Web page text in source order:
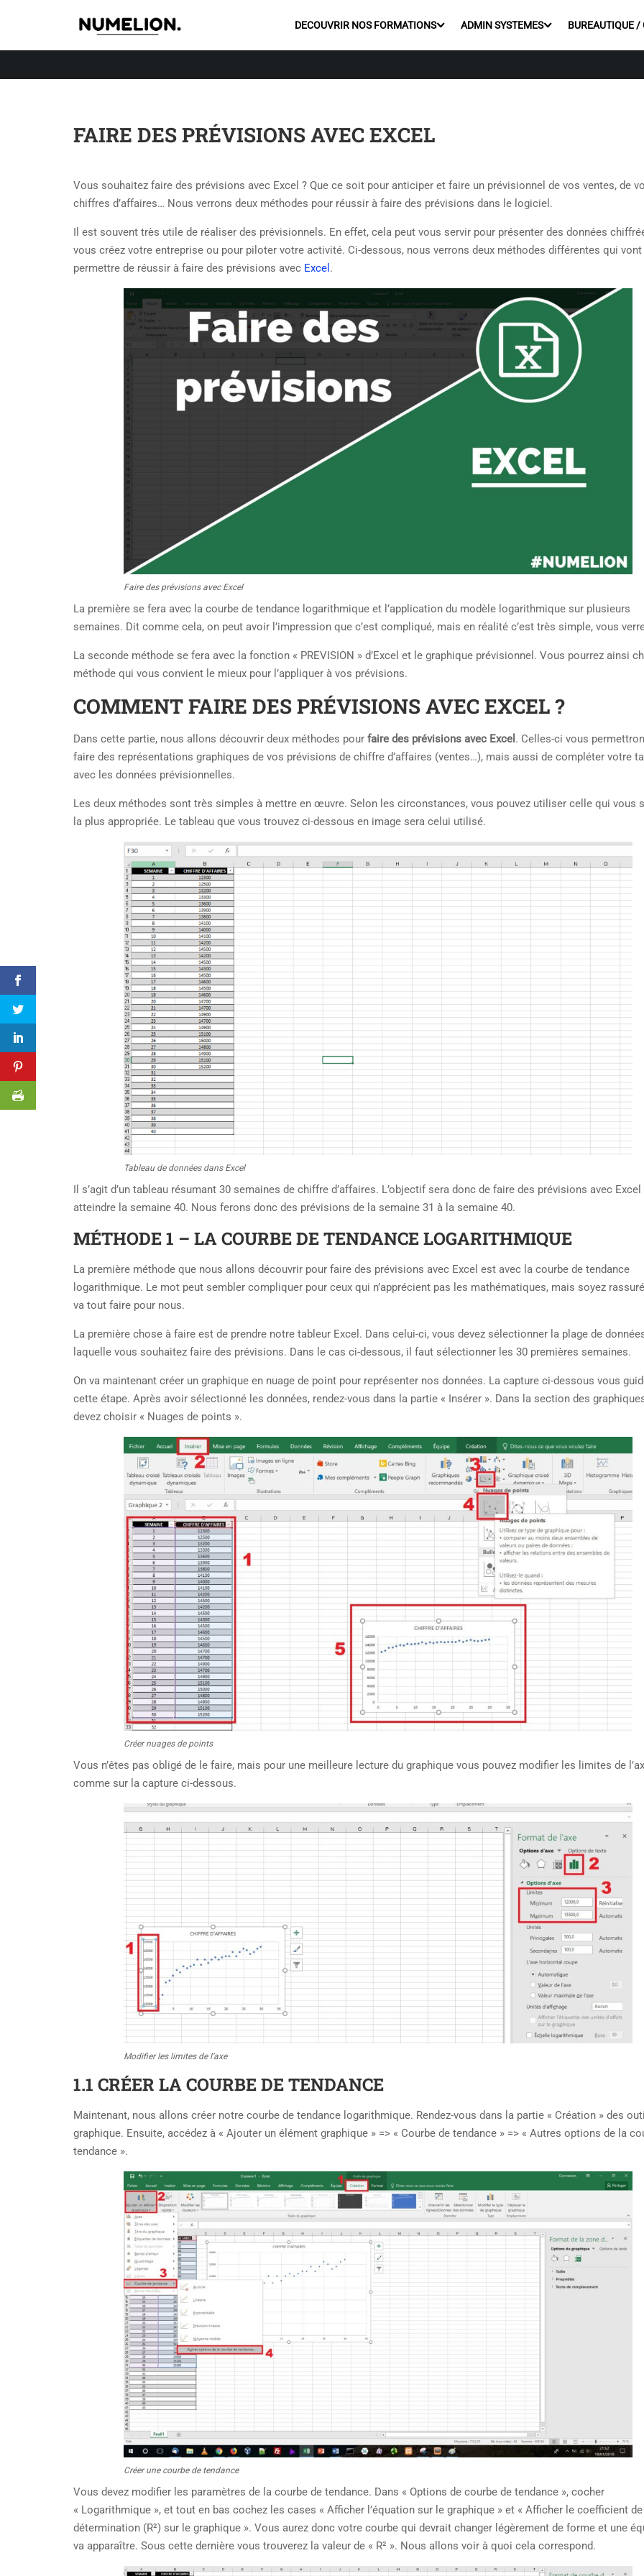
DECOUVRIR NOS FORMATIONS ADMIN SYSTEMES BUREAUTIQUE /
FAIRE DES PRÉVISIONS AVEC EXCEL
Vous souhaitez faire des prévisions avec Excel ? Que ce soit pour anticiper et faire un prévisionnel de vos ventes, de
chiffres d’affaires… Nous verrons deux méthodes pour réussir à faire des prévisions dans le logiciel.
Il est souvent très utile de réaliser des prévisionnels. En effet, cela peut vous servir pour présenter des données
vous créez votre entreprise ou pour piloter votre activité. Ci-dessous, nous verrons deux méthodes différentes qui
permettre de réussir à faire des prévisions avec Excel .
Faire des prévisions avec Excel
La première se fera avec la courbe de tendance logarithmique et l’application du modèle logarithmique sur plusieurs
semaines. Dit comme cela, on peut avoir l’impression que c’est compliqué, mais en réalité c’est très simple, vous
La seconde méthode se fera avec la fonction « PREVISION » d’Excel et le graphique prévisionnel. Vous pourrez ainsi
méthode qui vous convient le mieux pour l’appliquer à vos prévisions.
COMMENT FAIRE DES PRÉVISIONS AVEC EXCEL ?
Dans cette partie, nous allons découvrir deux méthodes pour faire des prévisions avec Excel . Celles-ci vous
faire des représentations graphiques de vos prévisions de chiffre d’affaires (ventes…), mais aussi de compléter votre
avec les données prévisionnelles.
Les deux méthodes sont très simples à mettre en œuvre. Selon les circonstances, vous pouvez utiliser celle qui vous
la plus appropriée. Le tableau que vous trouvez ci-dessous en image sera celui utilisé.
Tableau de données dans Excel
Il s’agit d’un tableau résumant 30 semaines de chiffre d’affaires. L’objectif sera donc de faire des prévisions avec
atteindre la semaine 40. Nous ferons donc des prévisions de la semaine 31 à la semaine 40.
MÉTHODE 1 – LA COURBE DE TENDANCE LOGARITHMIQUE
La première méthode que nous allons découvrir pour faire des prévisions avec Excel est avec la courbe de tendance
logarithmique. Le mot peut sembler compliquer pour ceux qui n’apprécient pas les mathématiques, mais soyez
va tout faire pour nous.
La première chose à faire est de prendre notre tableur Excel. Dans celui-ci, vous devez sélectionner la plage de
laquelle vous souhaitez faire des prévisions. Dans le cas ci-dessous, il faut sélectionner les 30 premières semaines.
On va maintenant créer un graphique en nuage de point pour représenter nos données. La capture ci-dessous vous
cette étape. Après avoir sélectionné les données, rendez-vous dans la partie « Insérer ». Dans la section des
devez choisir « Nuages de points ».
Créer nuages de points
Vous n’êtes pas obligé de le faire, mais pour une meilleure lecture du graphique vous pouvez modifier les limites de
comme sur la capture ci-dessous.
Modifier les limites de l’axe
1.1 CRÉER LA COURBE DE TENDANCE
Maintenant, nous allons créer notre courbe de tendance logarithmique. Rendez-vous dans la partie « Création » des
graphique. Ensuite, accédez à « Ajouter un élément graphique » => « Courbe de tendance » => « Autres options de la
tendance ».
Créer une courbe de tendance
Vous devez modifier les paramètres de la courbe de tendance. Dans « Options de courbe de tendance », cocher
« Logarithmique », et tout en bas cochez les cases « Afficher l’équation sur le graphique » et « Afficher le coefficient de
détermination (R²) sur le graphique ». Vous aurez donc votre courbe qui devrait changer légèrement de forme et une
va apparaître. Sous cette dernière vous trouverez la valeur de « R² ». Nous allons voir à quoi cela correspond.